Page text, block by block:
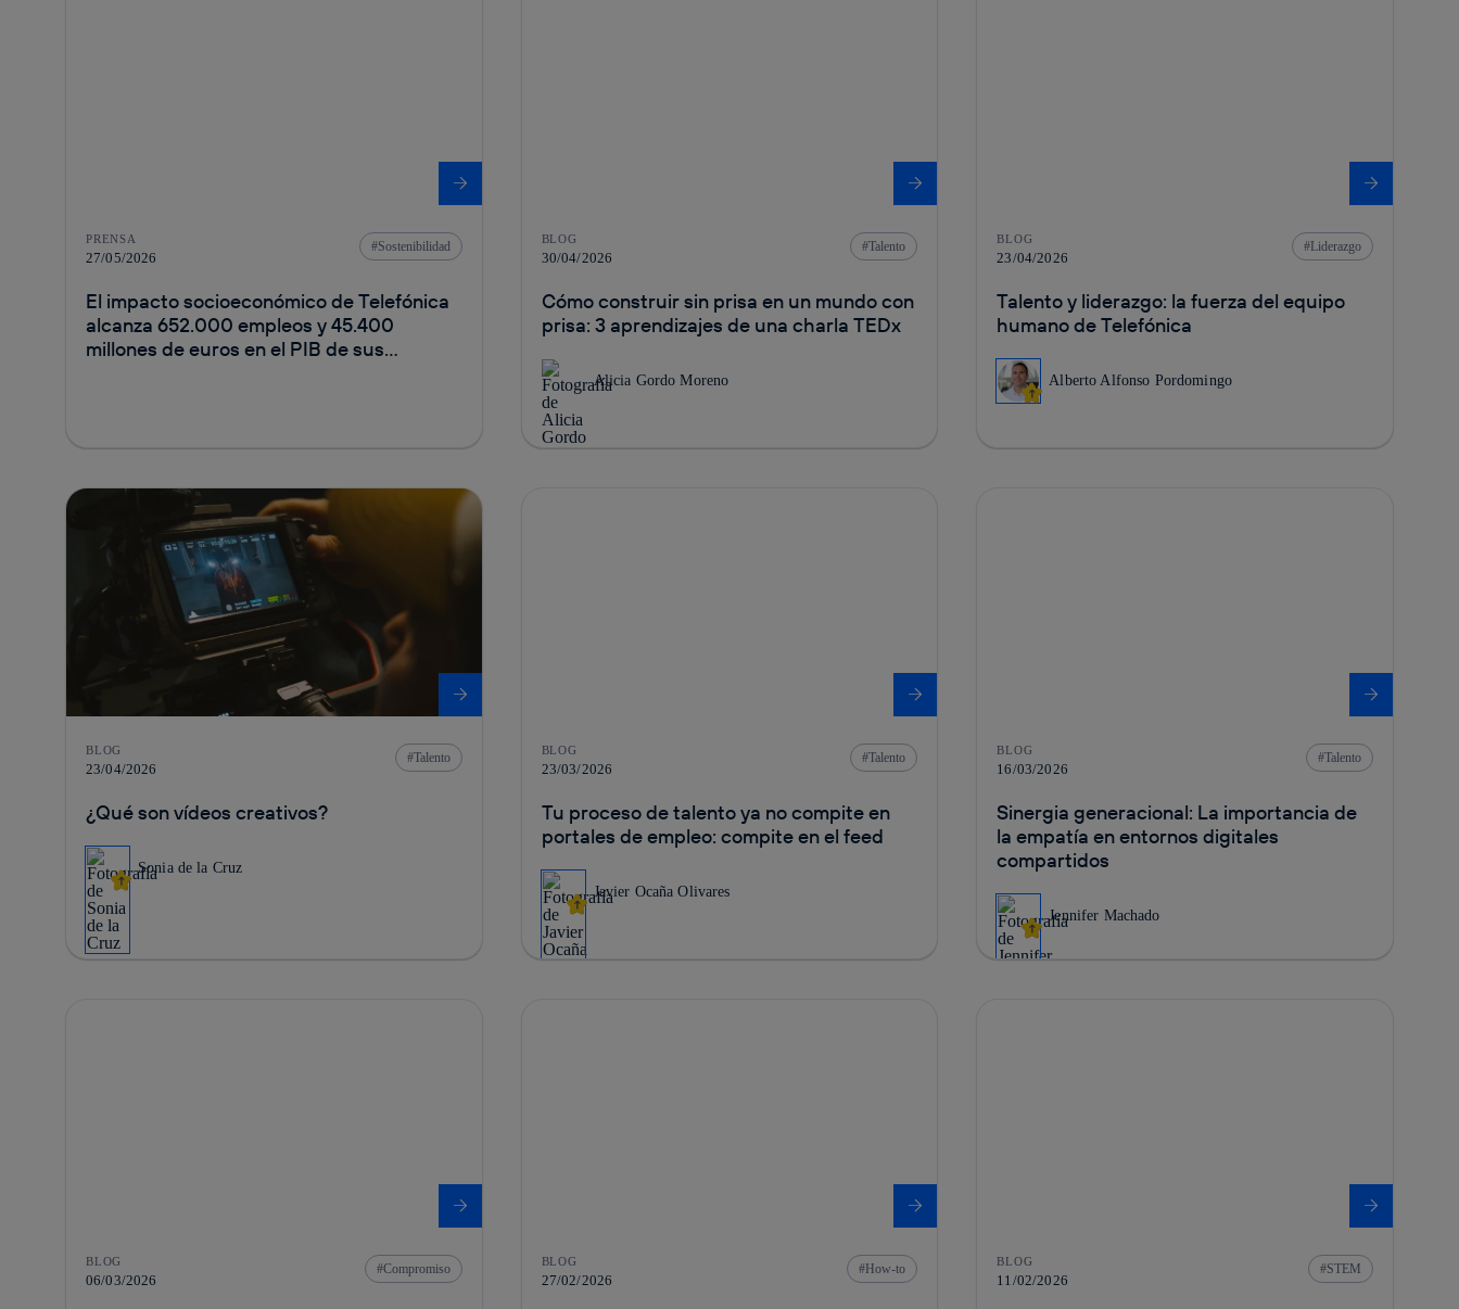
PRENSA
27/05/2026
Sostenibilidad
El impacto socioeconómico de Telefónica
alcanza 652.000 empleos y 45.400
millones de euros en el PIB de sus
BLOG
30/04/2026
Talento
Cómo construir sin prisa en un mundo con
prisa: 3 aprendizajes de una charla TEDx
Alicia Gordo Moreno
BLOG
23/04/2026
Liderazgo
Talento y liderazgo: la fuerza del equipo
humano de Telefónica
Alberto Alfonso Pordomingo
BLOG
23/04/2026
Talento
¿Qué son vídeos creativos?
Sonia de la Cruz
BLOG
23/03/2026
Talento
Tu proceso de talento ya no compite en
portales de empleo: compite en el feed
Javier Ocaña Olivares
BLOG
16/03/2026
Talento
Sinergia generacional: La importancia de
la empatía en entornos digitales
compartidos
Jennifer Machado
BLOG
06/03/2026
Compromiso BLOG
27/02/2026
How-to BLOG
11/02/2026
STEM